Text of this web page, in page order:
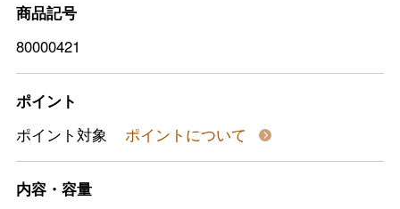
商品記号
80000421
ポイント
ポイント対象
ポイントについて
内容・容量